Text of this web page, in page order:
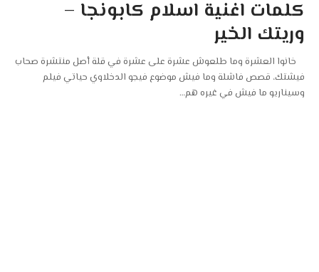
كلمات اغنية اسلام كابونجا –
وريتك الخير
خانوا العشرة وما طلعوش عشرة على عشرة في قلة أصل منتشرة صحاب
فيشتك، قصص فاشلة وما فيش موضوع فيجو الدخلاوي حياتي فيلم
وسيناريو ما فيش في غيره هم…